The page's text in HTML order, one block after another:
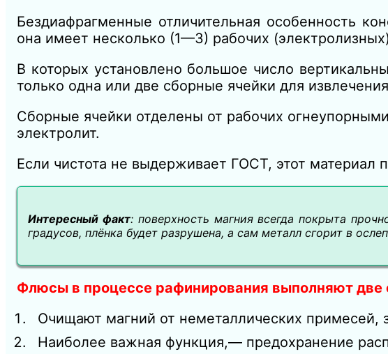
Бездиафрагменные отличительная особенность
она имеет несколько (1—3) рабочих
В которых установлено большое число
только одна или две сборные ячейки для
Сборные ячейки отделены от рабочих
электролит.
Если чистота не выдерживает ГОСТ, этот материал
Интересный факт: поверхность магния всегда покрыта
градусов, плёнка будет разрушена, а сам металл сгорит в
Флюсы в процессе рафинирования выполняют две
Очищают магний от неметаллических примесей,
Наиболее важная функция,— предохранение